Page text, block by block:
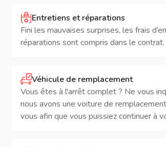
Entretiens et réparations
Fini les mauvaises surprises, les frais
réparations sont compris dans le contrat.
Véhicule de remplacement
Vous êtes à l'arrêt complet ? Ne vous
nous avons une voiture de
vous afin que vous puissiez continuer à